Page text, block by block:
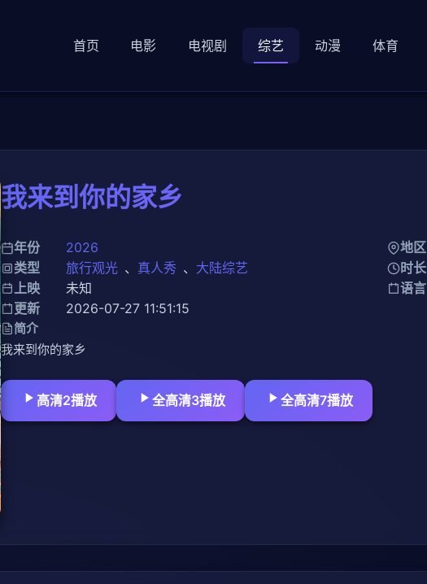
首页 电影 电视剧 综艺 动漫 体育
我来到你的家乡
年份 2026 地区
类型
旅行观光 、 真人秀 、 大陆综艺 时长
上映
未知 语言
更新
2026-07-27 11:51:15
简介
我来到你的家乡
高清2播放 全高清3播放 全高清7播放